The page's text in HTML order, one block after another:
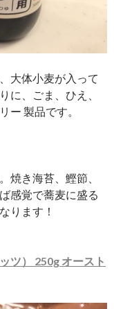
大体小麦が入って
に、ごま、ひえ、
ー 製品です。
焼き海苔、鰹節、
感覚で蕎麦に盛る
ります！
ツ） 250g オースト